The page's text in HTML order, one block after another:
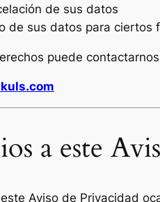
de sus datos
de sus datos para ciertos
puede
a este
Aviso de Privacidad